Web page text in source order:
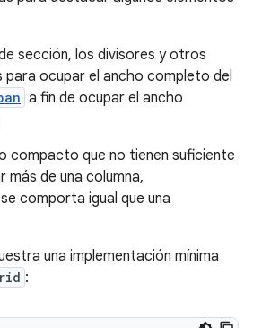
sección, los divisores y otros
para ocupar el ancho completo del
a fin de ocupar el ancho
compacto que no tienen suficiente
de una columna,
se comporta igual que una
una implementación mínima
: